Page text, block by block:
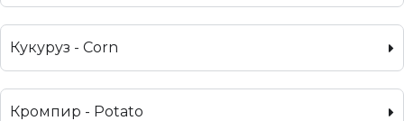
Кукуруз - Corn
Кромпир - Potato